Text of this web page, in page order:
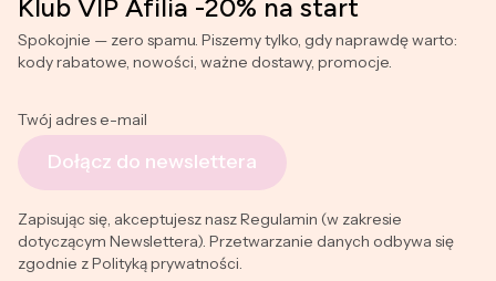
Klub VIP Afilia -20% na start
Spokojnie — zero spamu. Piszemy tylko, gdy naprawdę warto:
kody rabatowe, nowości, ważne dostawy, promocje.
Twój adres e-mail
Dołącz do newslettera
Zapisując się, akceptujesz nasz Regulamin (w zakresie
dotyczącym Newslettera). Przetwarzanie danych odbywa się
zgodnie z Polityką prywatności.